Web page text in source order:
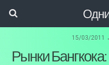
15/03/2011
Рынки